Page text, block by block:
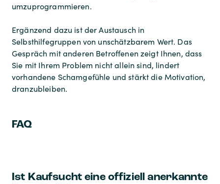
umzuprogrammieren.
Ergänzend dazu ist der Austausch in
Selbsthilfegruppen von unschätzbarem Wert. Das
Gespräch mit anderen Betroffenen zeigt Ihnen, dass
Sie mit Ihrem Problem nicht allein sind, lindert
vorhandene Schamgefühle und stärkt die Motivation,
dranzubleiben.
FAQ
Ist Kaufsucht eine offiziell anerkannte